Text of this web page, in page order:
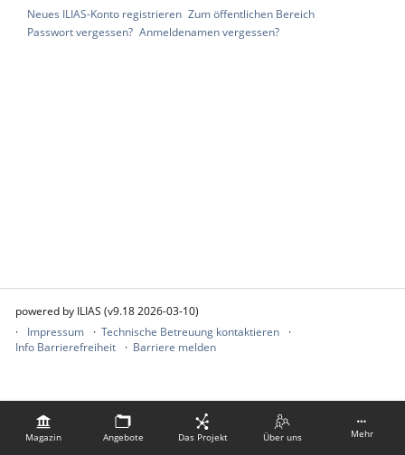
Magazin Angebote Das Projekt Über uns Mehr
Neues ILIAS-Konto registrieren Zum öffentlichen Bereich
Passwort vergessen? Anmeldenamen vergessen?
powered by ILIAS (v9.18 2026-03-10)
Impressum
Technische Betreuung kontaktieren
Info Barrierefreiheit
Barriere melden